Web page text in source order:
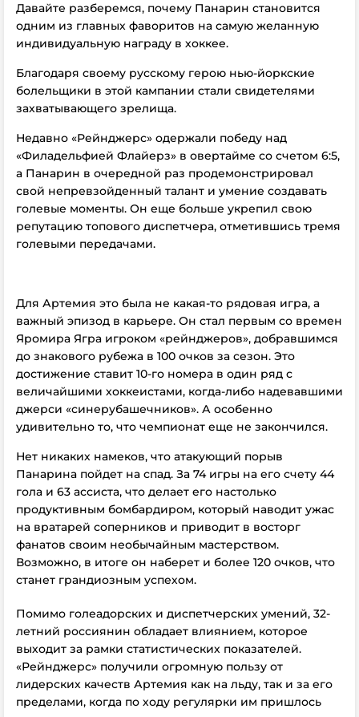
Давайте разберемся, почему Панарин становится
одним из главных фаворитов на самую желанную
индивидуальную награду в хоккее.
Благодаря своему русскому герою нью-йоркские
болельщики в этой кампании стали свидетелями
захватывающего зрелища.
Недавно «Рейнджерс» одержали победу над
«Филадельфией Флайерз» в овертайме со счетом 6:5,
а Панарин в очередной раз продемонстрировал
свой непревзойденный талант и умение создавать
голевые моменты. Он еще больше укрепил свою
репутацию топового диспетчера, отметившись тремя
голевыми передачами.
Для Артемия это была не какая-то рядовая игра, а
важный эпизод в карьере. Он стал первым со времен
Яромира Ягра игроком «рейнджеров», добравшимся
до знакового рубежа в 100 очков за сезон. Это
достижение ставит 10-го номера в один ряд с
величайшими хоккеистами, когда-либо надевавшими
джерси «синерубашечников». А особенно
удивительно то, что чемпионат еще не закончился.
Нет никаких намеков, что атакующий порыв
Панарина пойдет на спад. За 74 игры на его счету 44
гола и 63 ассиста, что делает его настолько
продуктивным бомбардиром, который наводит ужас
на вратарей соперников и приводит в восторг
фанатов своим необычайным мастерством.
Возможно, в итоге он наберет и более 120 очков, что
станет грандиозным успехом.
Помимо голеадорских и диспетчерских умений, 32-
летний россиянин обладает влиянием, которое
выходит за рамки статистических показателей.
«Рейнджерс» получили огромную пользу от
лидерских качеств Артемия как на льду, так и за его
пределами, когда по ходу регулярки им пришлось